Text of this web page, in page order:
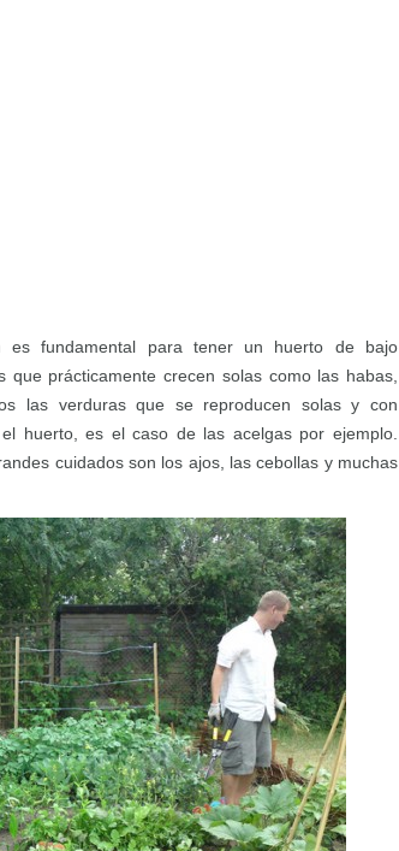
es fundamental para tener un huerto de bajo
que prácticamente crecen solas como las habas,
las verduras que se reproducen solas y con
huerto, es el caso de las acelgas por ejemplo.
cuidados son los ajos, las cebollas y muchas